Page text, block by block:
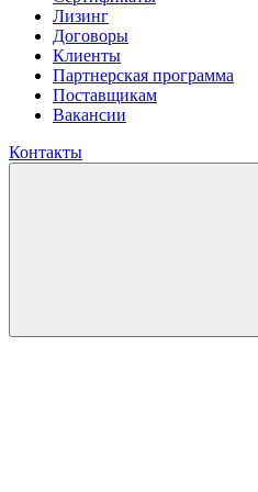
Лизинг
Договоры
Клиенты
Партнерская программа
Поставщикам
Вакансии
Контакты